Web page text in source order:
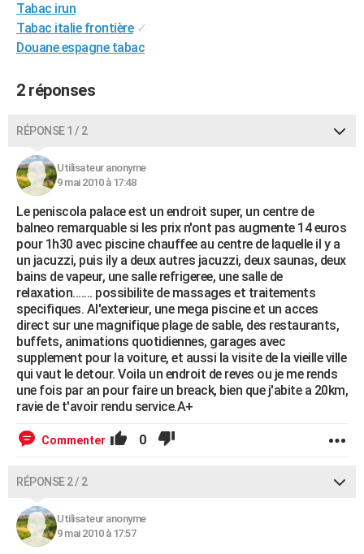
GUIDES D'ACHAT
BONS PLANS
CARTE DE VOEUX
COPAINS D'AVANT
S'inscrire
Se connecter
Lycées
Collèges
Primaires
Universités
Entreprises
Service militaire
Avis de recherche
AVIS DE DÉCÈS
FORUM
Bricolage
Lifestyle
Culture
Sport
Auto
Television
Voyage
Cinema
Tabac irun
Tabac italie frontière ✓
Douane espagne tabac
2 réponses
RÉPONSE 1 / 2
Utilisateur anonyme
9 mai 2010 à 17:48
Le peniscola palace est un endroit super, un centre de
balneo remarquable si les prix n'ont pas augmente 14 euros
pour 1h30 avec piscine chauffee au centre de laquelle il y a
un jacuzzi, puis ily a deux autres jacuzzi, deux saunas, deux
bains de vapeur, une salle refrigeree, une salle de
relaxation....... possibilite de massages et traitements
specifiques. Al'exterieur, une mega piscine et un acces
direct sur une magnifique plage de sable, des restaurants,
buffets, animations quotidiennes, garages avec
supplement pour la voiture, et aussi la visite de la vieille ville
qui vaut le detour. Voila un endroit de reves ou je me rends
une fois par an pour faire un breack, bien que j'abite a 20km,
ravie de t'avoir rendu service.A+
Commenter 0
RÉPONSE 2 / 2
Utilisateur anonyme
9 mai 2010 à 17:57